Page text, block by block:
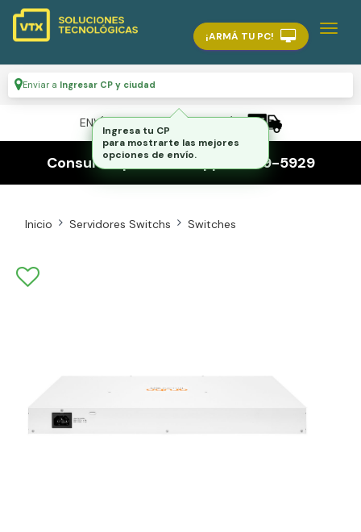
¡ARMÁ TU PC!
Enviar a Ingresar CP y ciudad
ENVÍO GRATIS A TODO EL PAÍS
Consultas por whatsapp 116559-5929
Inicio Servidores Switchs Switches